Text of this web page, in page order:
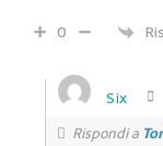
0
Six
Rispondi a